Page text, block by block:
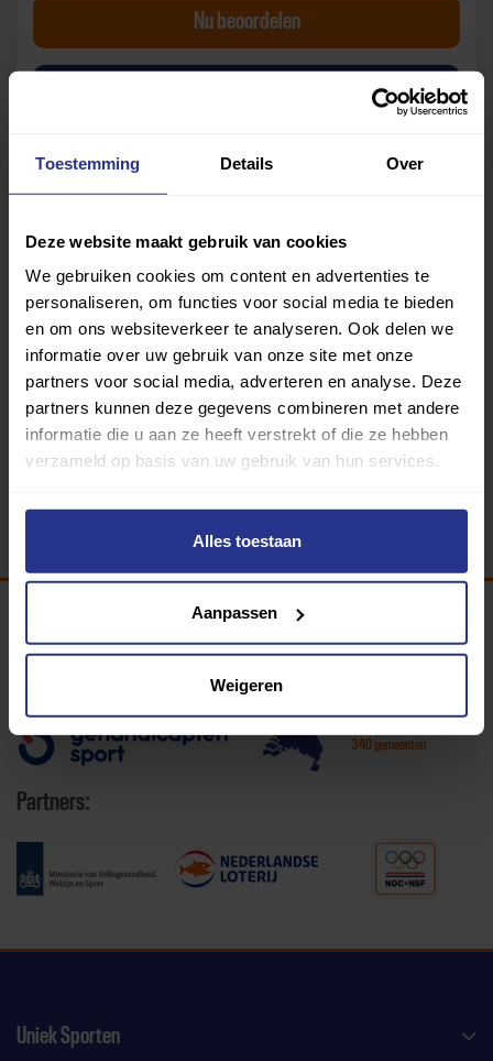
Toestemming Details Over
Deze website maakt gebruik van cookies
We gebruiken cookies om content en advertenties te
personaliseren, om functies voor social media te bieden
en om ons websiteverkeer te analyseren. Ook delen we
informatie over uw gebruik van onze site met onze
partners voor social media, adverteren en analyse. Deze
partners kunnen deze gegevens combineren met andere
informatie die u aan ze heeft verstrekt of die ze hebben
verzameld op basis van uw gebruik van hun services.
Alles toestaan
Aanpassen
Weigeren
Nu Bowling Mijdrecht Overige
beoordelen
van Bowling
Let op:de beoordelingen zijn gebaseerd op de
ervaringen van gebruikers die de vragenlijst hebben
beantwoord. Uniek Sporten is niet verantwoordelijk voor
de mening of oordelen van deze gebruikers.
Programma van:
340 gemeenten
Partners:
Uniek Sporten